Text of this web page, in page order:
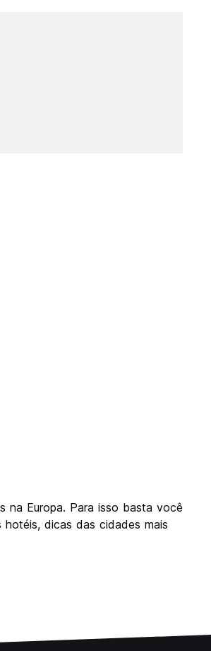
na Europa. Para isso basta você
dicas das cidades mais